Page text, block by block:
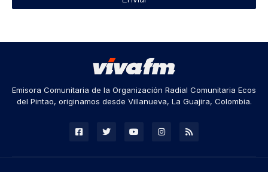
Emisora Comunitaria de la Organización Radial Comunitaria Ecos
del Pintao, originamos desde Villanueva, La Guajira, Colombia.